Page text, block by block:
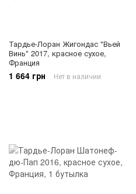
Тардье-Лоран Жигондас "Вьей
Винь" 2017, красное сухое,
Франция
1 664 грн Нет в наличии